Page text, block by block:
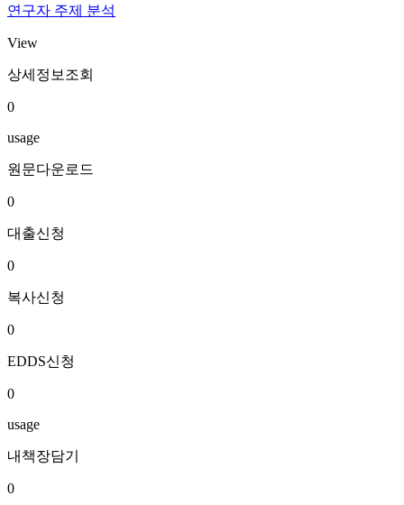
연구자 주제 분석
View
상세정보조회
0
usage
원문다운로드
0
대출신청
0
복사신청
0
EDDS신청
0
usage
내책장담기
0